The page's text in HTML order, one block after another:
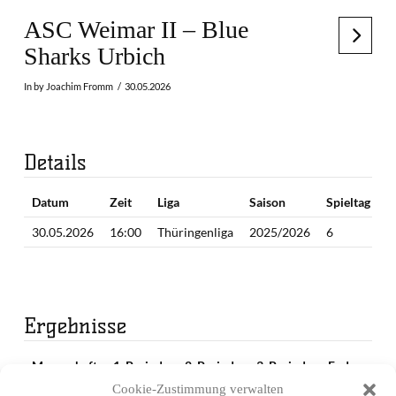
Cookie-Zustimmung verwalten
ASC Weimar II – Blue
Sharks Urbich
In by Joachim Fromm 30.05.2026
Details
Datum Zeit Liga Saison
Spieltag
30.05.2026
16:00 Thüringenliga 2025/2026 6
Ergebnisse
Mannschaft 1. Periode 2. Periode 3. Periode
Endergebnis